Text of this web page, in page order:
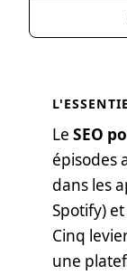
Le SEO
épisodes
dans les
Spotify)
Cinq
une